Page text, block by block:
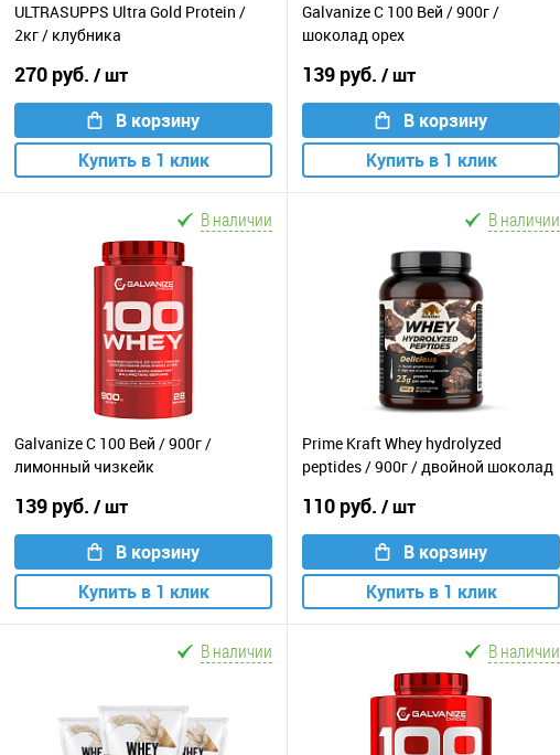
ULTRASUPPS Ultra Gold Protein /
2кг / клубника
270 руб. / шт
В корзину
Купить в 1 клик
Galvanize C 100 Вей / 900г /
шоколад орех
139 руб. / шт
В корзину
Купить в 1 клик
В наличии
Galvanize C 100 Вей / 900г /
лимонный чизкейк
139 руб. / шт
В корзину
Купить в 1 клик
В наличии
Prime Kraft Whey hydrolyzed
peptides / 900г / двойной шоколад
110 руб. / шт
В корзину
Купить в 1 клик
В наличии В наличии